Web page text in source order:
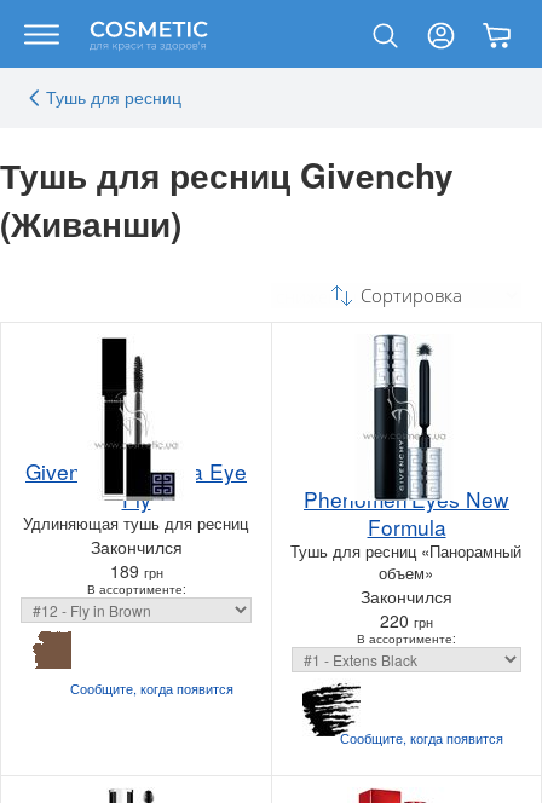
Тушь для ресниц
Тушь для ресниц Givenchy
(Живанши)
Сортировка
Givenchy Mascara Eye
Fly
Удлиняющая тушь для ресниц
Закончился
189 грн
В ассортименте:
Сообщите, когдапоявится
Givenchy
Phenomen'Eyes New
Formula
Тушь для ресниц «Панорамный
объем»
Закончился
220 грн
В ассортименте:
Сообщите, когдапоявится